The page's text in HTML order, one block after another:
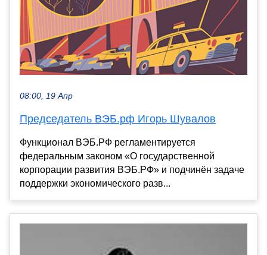
08:00, 19 Апр
Председатель ВЭБ.рф Игорь Шувалов
Функционал ВЭБ.РФ регламентируется
федеральным законом «О государственной
корпорации развития ВЭБ.РФ» и подчинён задаче
поддержки экономического разв...